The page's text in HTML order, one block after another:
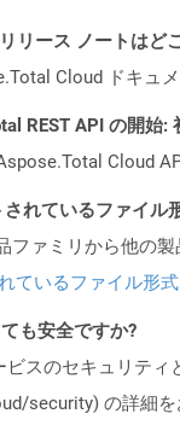
リース ノートはど
Cloud ドキュメ
REST API の開始:
Cloud
れているファイル
ァミリから他の製
ているファイル形式
も安全ですか?
スのセキュリテ
security) の詳細を